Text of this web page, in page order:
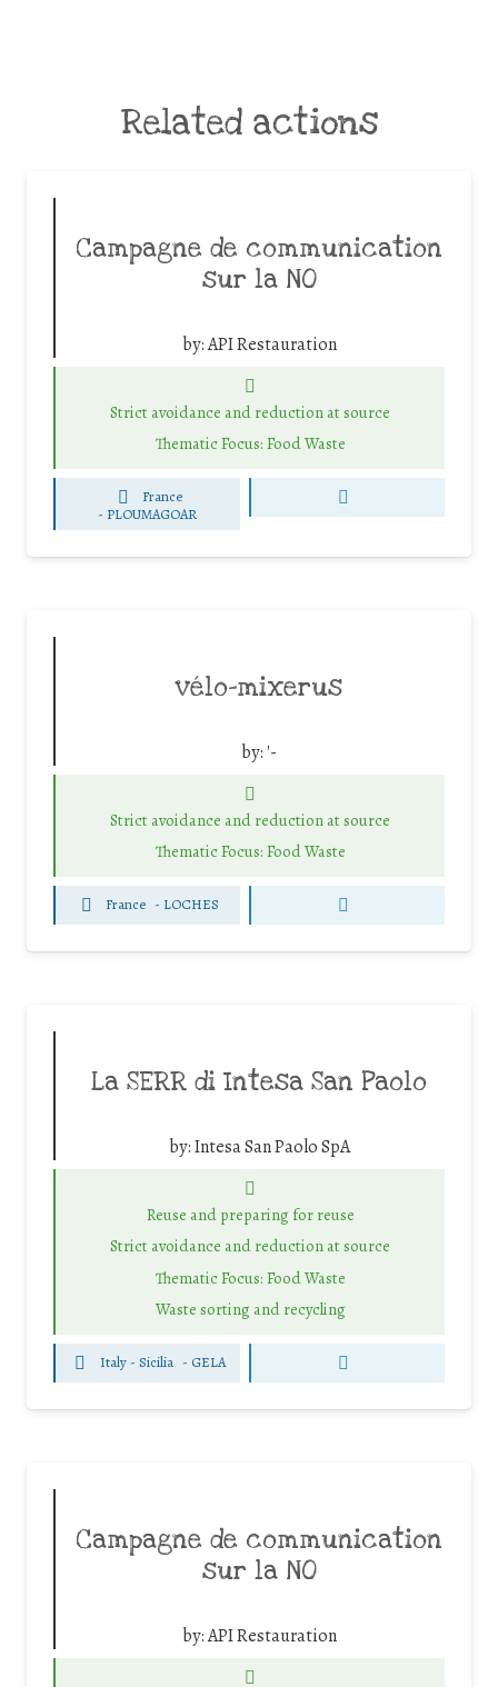
Related actions
Campagne de communication
sur la NO
by:API Restauration
Strict avoidance and reduction at source
Thematic Focus: Food Waste
France
- PLOUMAGOAR
vélo-mixerus
by: '-
Strict avoidance and reduction at source
Thematic Focus: Food Waste
France - LOCHES
La SERR di Intesa San Paolo
by:Intesa San Paolo SpA
Reuse and preparing for reuse
Strict avoidance and reduction at source
Thematic Focus: Food Waste
Waste sorting and recycling
Italy - Sicilia - GELA
Campagne de communication
sur la NO
by:API Restauration